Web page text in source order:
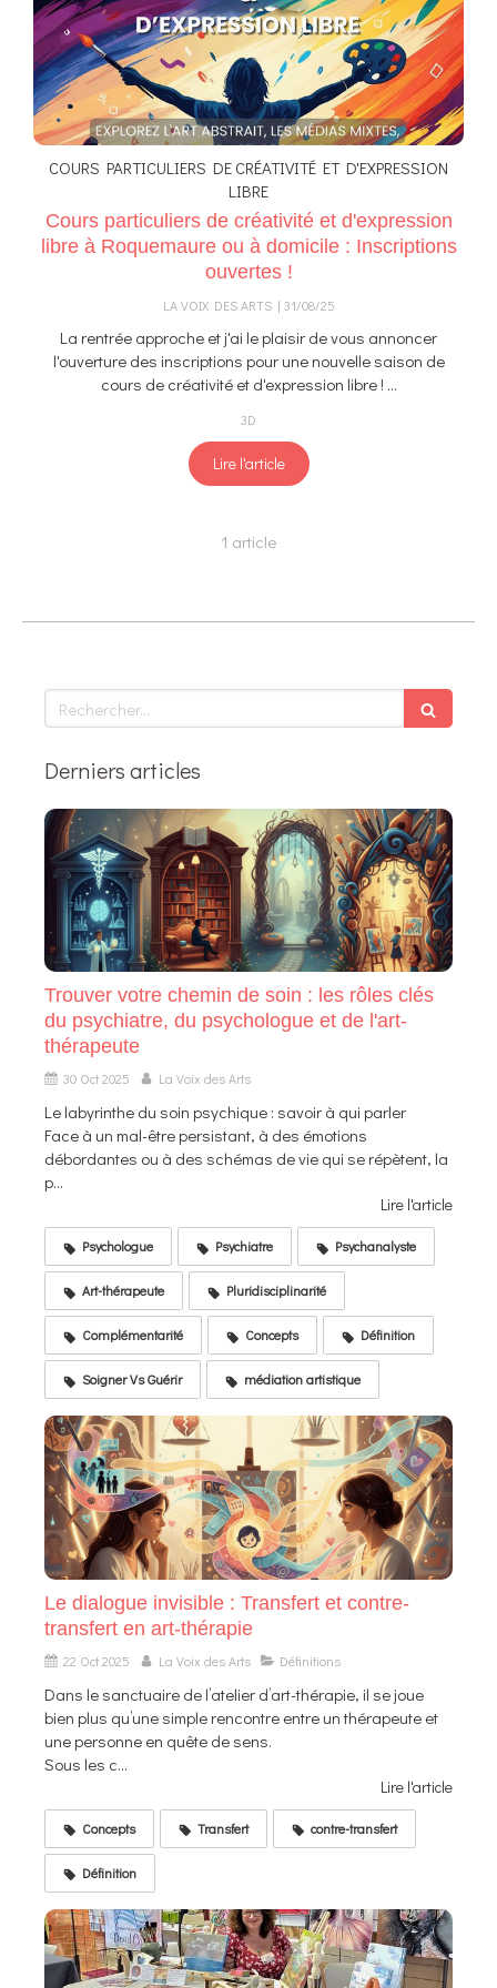
COURS PARTICULIERS DE CRÉATIVITÉ ET D'EXPRESSION
LIBRE
Cours particuliers de créativité et d'expression
libre à Roquemaure ou à domicile : Inscriptions
ouvertes !
LA VOIX DES ARTS 31/08/25
La rentrée approche et j'ai le plaisir de vous annoncer
l'ouverture des inscriptions pour une nouvelle saison de
cours de créativité et d'expression libre ! ...
3D
Lire l'article
1 article
Rechercher
Derniers articles
Trouver votre chemin de soin : les rôles clés
du psychiatre, du psychologue et de l'art-
thérapeute
30 Oct 2025 La Voix des Arts
Le labyrinthe du soin psychique : savoir à qui parler
Face à un mal-être persistant, à des émotions
débordantes ou à des schémas de vie qui se répètent, la
p...
Lire l'article
Psychologue Psychiatre Psychanalyste
Art-thérapeute Pluridisciplinarité
Complémentarité Concepts Définition
Soigner Vs Guérir médiation artistique
Le dialogue invisible : Transfert et contre-
transfert en art-thérapie
22 Oct 2025 La Voix des Arts Définitions
Dans le sanctuaire de l’atelier d’art-thérapie, il se joue
bien plus qu’une simple rencontre entre un thérapeute et
une personne en quête de sens.
Sous les c...
Lire l'article
Concepts Transfert contre-transfert
Définition